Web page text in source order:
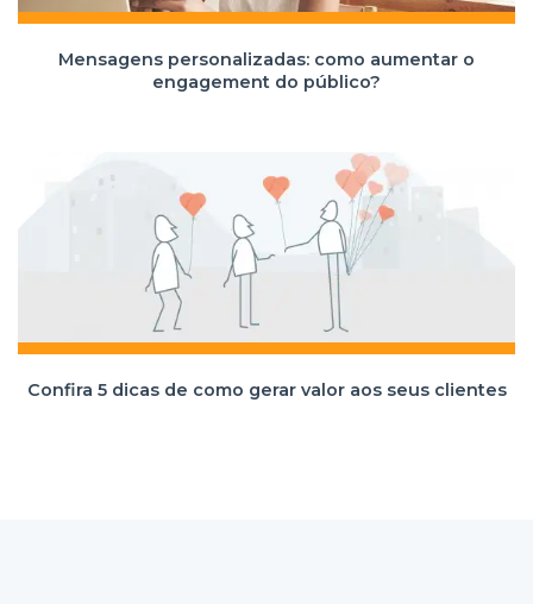
Mensagens personalizadas: como aumentar o
engagement do público?
Confira 5 dicas de como gerar valor aos seus clientes